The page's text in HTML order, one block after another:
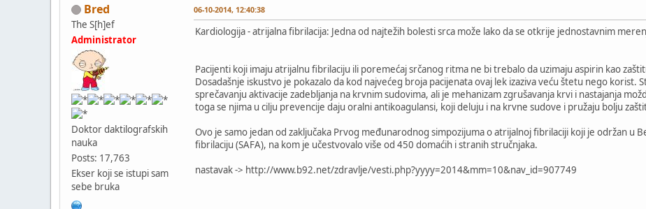
Bred
The S[h]ef
Administrator
Doktor daktilografskih
nauka
Posts: 17,763
Ekser koji se istupi sam
sebe bruka
06-10-2014, 12:40:38
Kardiologija - atrijalna fibrilacija: Jedna od najtežih bolesti srca može lako da se otkrije jednostavnim
Pacijenti koji imaju atrijalnu fibrilaciju ili poremećaj srčanog ritma ne bi trebalo da uzimaju aspirin kao
Dosadašnje iskustvo je pokazalo da kod najvećeg broja pacijenata ovaj lek izaziva veću štetu nego korist.
sprečavanju aktivacije zadebljanja na krvnim sudovima, ali je mehanizam zgrušavanja krvi i nastajanja
toga se njima u cilju prevencije daju oralni antikoagulansi, koji deluju i na krvne sudove i pružaju bolju
Ovo je samo jedan od zaključaka Prvog međunarodnog simpozijuma o atrijalnoj fibrilaciji koji je održan u
fibrilaciju (SAFA), na kom je učestvovalo više od 450 domaćih i stranih stručnjaka.
nastavak -> http://www.b92.net/zdravlje/vesti.php?yyyy=2014&mm=10&nav_id=907749